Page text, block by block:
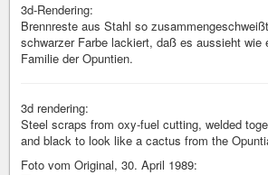
3d-Rendering:
Brennreste aus Stahl so
schwarzer Farbe lackiert, daß es aussieht wie
Familie der Opuntien.
3d rendering:
Steel scraps from oxy-fuel cutting, welded
and black to look like a cactus from the
Foto vom Original, 30. April 1989: